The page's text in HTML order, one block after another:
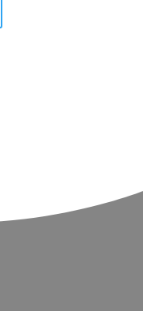
Produkt
gewählt